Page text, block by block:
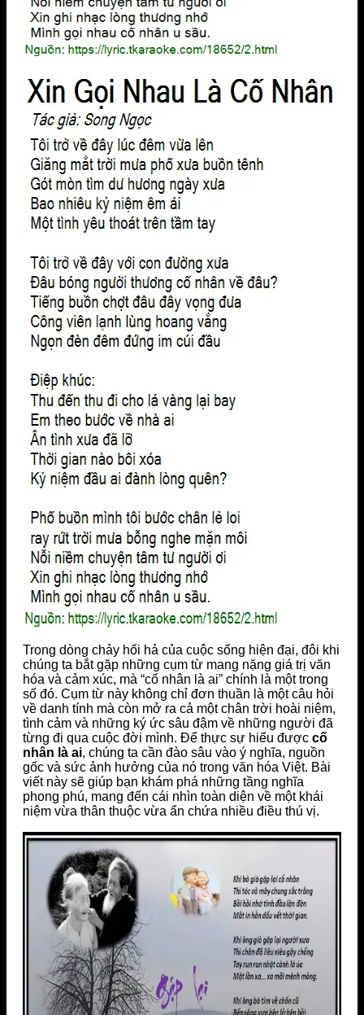
Trong dòng chảy hối hả của cuộc sống hiện đại, đôi khi
chúng ta bắt gặp những cụm từ mang nặng giá trị văn
hóa và cảm xúc, mà “cố nhân là ai” chính là một trong
số đó. Cụm từ này không chỉ đơn thuần là một câu hỏi
về danh tính mà còn mở ra cả một chân trời hoài niệm,
tình cảm và những ký ức sâu đậm về những người đã
từng đi qua cuộc đời mình. Để thực sự hiểu được cố
nhân là ai, chúng ta cần đào sâu vào ý nghĩa, nguồn
gốc và sức ảnh hưởng của nó trong văn hóa Việt. Bài
viết này sẽ giúp bạn khám phá những tầng nghĩa
phong phú, mang đến cái nhìn toàn diện về một khái
niệm vừa thân thuộc vừa ẩn chứa nhiều điều thú vị.